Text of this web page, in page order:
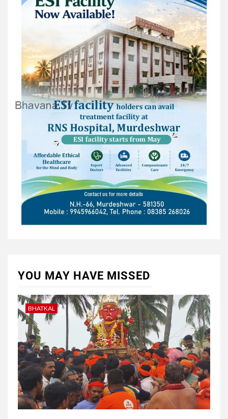
YOU MAY HAVE MISSED
BHATKAL